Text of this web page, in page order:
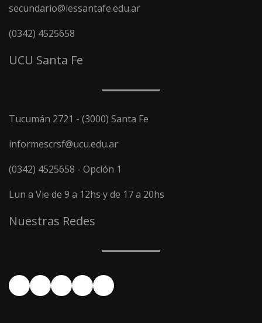
secundario@iessantafe.edu.ar
(0342) 4525658
UCU Santa Fe
Tucumán 2721 - (3000) Santa Fe
informescrsf@ucu.edu.ar
(0342) 4525658 - Opción 1
Lun a Vie de 9 a 12hs y de 17 a 20hs
Nuestras Redes
Facebook
YouTube
Instagram
X LinkedIn